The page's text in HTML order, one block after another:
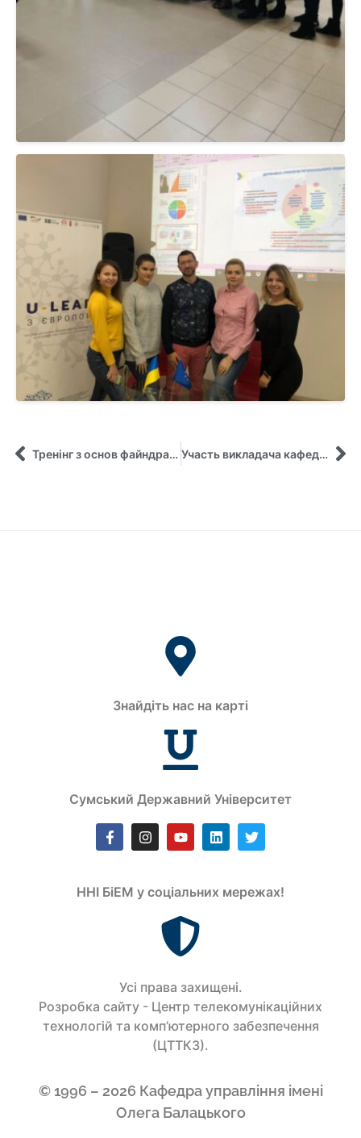
Тренінг з основ файндрайзингу Участь викладача кафедри управління у семінарі з політик громадського здоров`я
Знайдіть нас на карті
Сумський Державний Університет
ННІ БіЕМ у соціальних мережах!
Усi права захищенi.
Розробка сайту - Центр телекомунікаційних
технологій та комп’ютерного забезпечення
(ЦТТКЗ).
© 1996 – 2026 Кафедра управління імені
Олега Балацького